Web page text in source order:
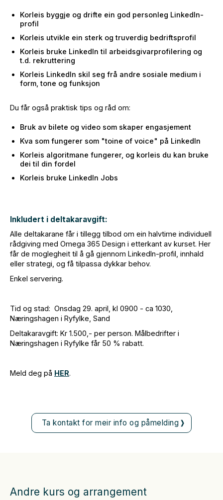
Korleis byggje og drifte ein god personleg LinkedIn-
profil
Korleis utvikle ein sterk og truverdig bedriftsprofil
Korleis bruke LinkedIn til arbeidsgivarprofilering og
t.d. rekruttering
Korleis LinkedIn skil seg frå andre sosiale medium i
form, tone og funksjon
Du får også praktisk tips og råd om:
Bruk av bilete og video som skaper engasjement
Kva som fungerer som "toine of voice" på LinkedIn
Korleis algoritmane fungerer, og korleis du kan bruke
dei til din fordel
Korleis bruke LinkedIn Jobs
Inkludert i deltakaravgift:
Alle deltakarane får i tillegg tilbod om ein halvtime individuell
rådgiving med Omega 365 Design i etterkant av kurset. Her
får de moglegheit til å gå gjennom LinkedIn-profil, innhald
eller strategi, og få tilpassa dykkar behov.
Enkel servering.
Tid og stad: Onsdag 29. april, kl 0900 - ca 1030,
Næringshagen i Ryfylke, Sand
Deltakaravgift: Kr 1.500,- per person. Målbedrifter i
Næringshagen i Ryfylke får 50 % rabatt.
Meld deg på HER.
Ta kontakt for meir info og påmelding
Andre kurs og arrangement